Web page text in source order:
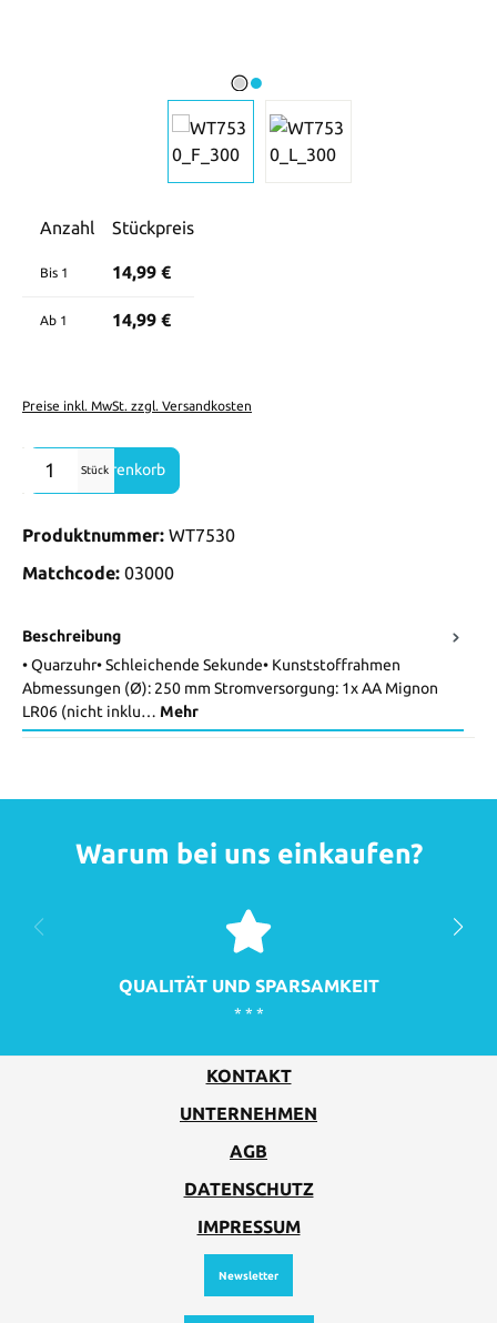
Anzahl Stückpreis
Bis 1 14,99 €
Ab 1 14,99 €
Preise inkl. MwSt. zzgl. Versandkosten
Produkt Anzahl: Gib den gewünschten Wert ein oder benutze die
Stück
In den Warenkorb
Produktnummer: WT7530
Matchcode: 03000
Beschreibung
• Quarzuhr• Schleichende Sekunde• Kunststoffrahmen
Abmessungen (Ø): 250 mm Stromversorgung: 1x AA Mignon
LR06 (nicht inklu… Mehr
Warum bei uns einkaufen?
QUALITÄT UND SPARSAMKEIT
* * *
KONTAKT
UNTERNEHMEN
AGB
DATENSCHUTZ
IMPRESSUM
Newsletter